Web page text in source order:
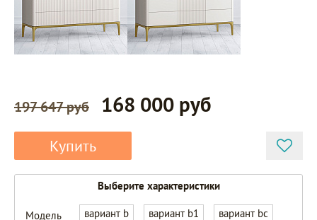
197 647 руб 168 000 руб
Купить
Выберите характеристики
Модель вариант b вариант b1 вариант bc